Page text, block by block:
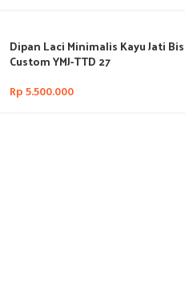
Dipan Laci Minimalis Kayu Jati
Custom YMJ-TTD 27
Rp5.500.000